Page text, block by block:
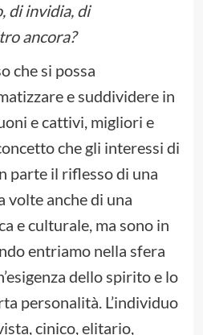
di invidia, di
ancora?
che si possa
e suddividere in
e cattivi, migliori e
che gli interessi di
parte il riflesso di una
volte anche di una
e culturale, ma sono in
entriamo nella sfera
dello spirito e lo
personalità. L’individuo
cinico, elitario,